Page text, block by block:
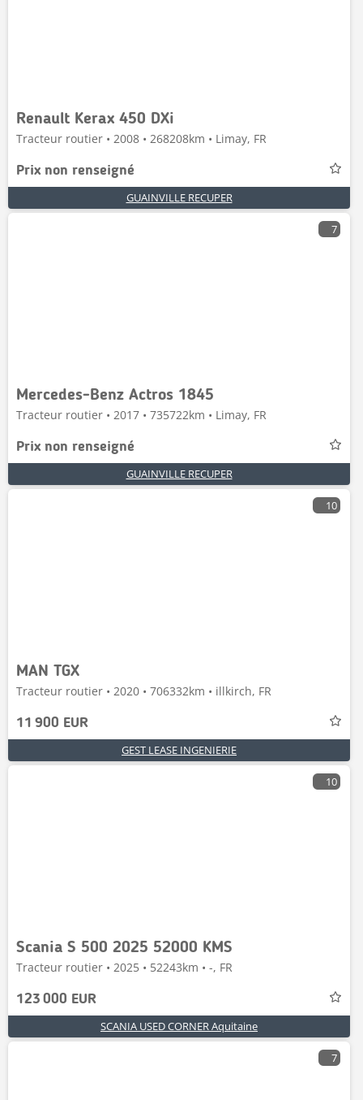
Renault Kerax 450 DXi
Tracteur routier • 2008 • 268208km • Limay, FR
Prix non renseigné
GUAINVILLE RECUPER
7
Mercedes-Benz Actros 1845
Tracteur routier • 2017 • 735722km • Limay, FR
Prix non renseigné
GUAINVILLE RECUPER
10
MAN TGX
Tracteur routier • 2020 • 706332km • illkirch, FR
11 900 EUR
GEST LEASE INGENIERIE
10
Scania S 500 2025 52000 KMS
Tracteur routier • 2025 • 52243km • -, FR
123 000 EUR
SCANIA USED CORNER Aquitaine
7